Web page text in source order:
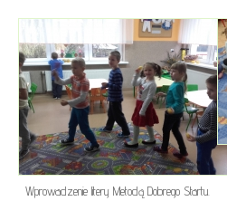
Wprowadzenie litery Metodą Dobrego Startu.